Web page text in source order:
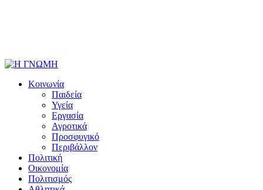
Κοινωνία
Παιδεία
Υγεία
Εργασία
Αγροτικά
Προσφυγικό
Περιβάλλον
Πολιτική
Οικονομία
Πολιτισμός